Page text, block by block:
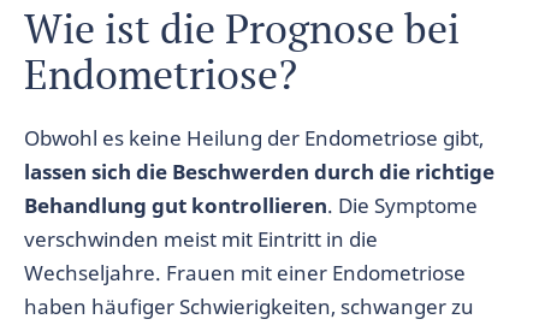
Wie ist die Prognose bei
Endometriose?
Obwohl es keine Heilung der Endometriose gibt,
lassen sich die Beschwerden durch die richtige
Behandlung gut kontrollieren. Die Symptome
verschwinden meist mit Eintritt in die
Wechseljahre. Frauen mit einer Endometriose
haben häufiger Schwierigkeiten, schwanger zu